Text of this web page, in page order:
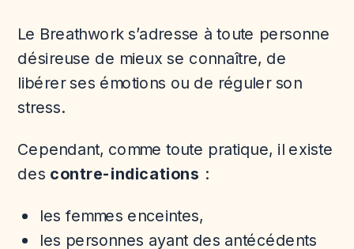
Le Breathwork s’adresse à toute personne
désireuse de mieux se connaître, de
libérer ses émotions ou de réguler son
stress.
Cependant, comme toute pratique, il existe
des contre-indications :
les femmes enceintes,
les personnes ayant des antécédents